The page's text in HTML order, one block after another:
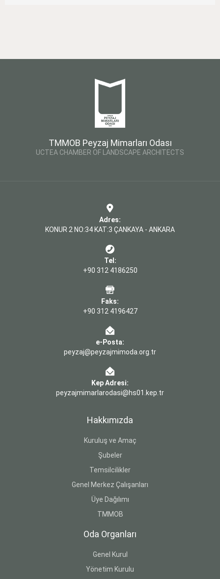
TMMOB Peyzaj Mimarları Odası
UCTEA CHAMBER OF LANDSCAPE ARCHITECTS
Adres:
KONUR 2 NO:34 KAT:3 ÇANKAYA - ANKARA
Tel:
+90 312 4186250
Faks:
+90 312 4196427
e-Posta:
peyzaj@peyzajmimoda.org.tr
Kep Adresi:
peyzajmimarlarodasi@hs01.kep.tr
Hakkımızda
Kuruluş ve Amaç
Şubeler
Temsilcilikler
Genel Merkez Çalışanları
Üye Dağılımı
TMMOB
Oda Organları
Genel Kurul
Yönetim Kurulu